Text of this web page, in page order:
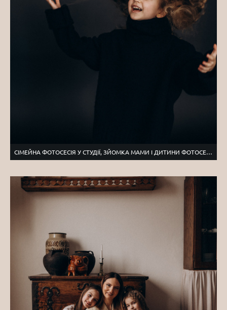
СІМЕЙНА ФОТОСЕСІЯ У СТУДІЇ, ЗЙОМКА МАМИ І ДИТИНИ ФОТОСЕСІЯ ТЕРНОПІЛЬ ЛЬВІВ